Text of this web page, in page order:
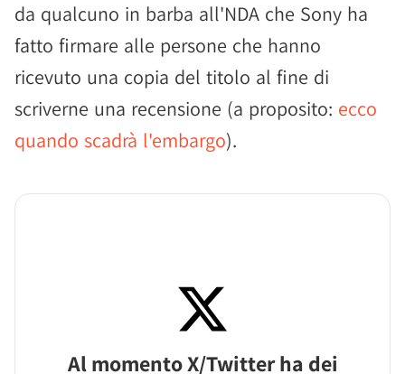
da qualcuno in barba all'NDA che Sony ha
fatto firmare alle persone che hanno
ricevuto una copia del titolo al fine di
scriverne una recensione (a proposito: ecco
quando scadrà l'embargo).
Al momento X/Twitter ha dei